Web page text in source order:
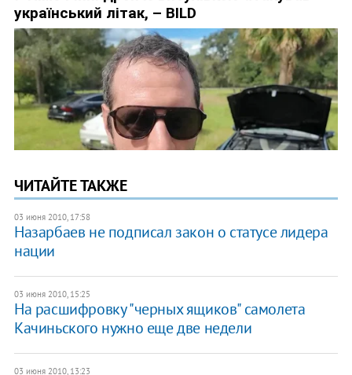
ЧИТАЙТЕ ТАКЖЕ
03 июня 2010, 17:58
Назарбаев не подписал закон о статусе лидера
нации
03 июня 2010, 15:25
На расшифровку "черных ящиков" самолета
Качиньского нужно еще две недели
03 июня 2010, 13:23